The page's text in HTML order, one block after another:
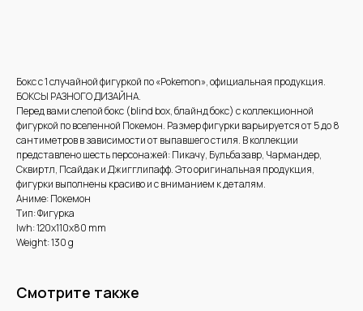
Бокс с 1 случайной фигуркой по «Pokemon», официальная продукция.
БОКСЫ РАЗНОГО ДИЗАЙНА.
Перед вами слепой бокс (blind box, блайнд бокс) с коллекционной
фигуркой по вселенной Покемон. Размер фигурки варьируется от 5 до 8
сантиметров в зависимости от выпавшего стиля. В коллекции
представлено шесть персонажей: Пикачу, Бульбазавр, Чармандер,
Сквиртл, Псайдак и Джигглипафф. Это оригинальная продукция,
фигурки выполнены красиво и с вниманием к деталям.
Аниме: Покемон
Тип: Фигурка
lwh: 120x110x80 mm
Weight: 130 g
Смотрите также